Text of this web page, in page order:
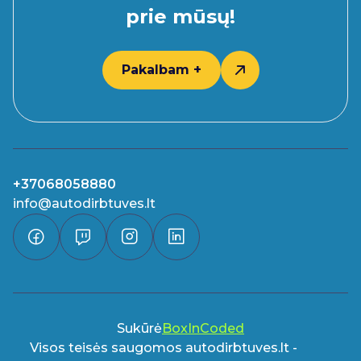
prie mūsų!
Pakalbam +
+37068058880
info@autodirbtuves.lt
SukūrėBoxInCoded
Visos teisės saugomos autodirbtuves.lt -